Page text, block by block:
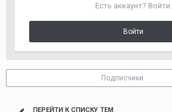
Есть аккаунт? Войти.
Войти
Подписчики
ПЕРЕЙТИ К СПИСКУ ТЕМ